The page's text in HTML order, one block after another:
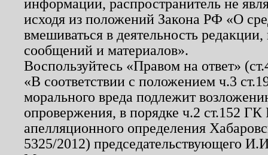
информации, распространитель не
исходя из положений Закона РФ «О
вмешиваться в деятельность
сообщений и материалов».
Воспользуйтесь «Правом на ответ»
«В соответствии с положением ч.3
морального вреда подлежит
опровержения, в порядке ч.2 ст.152
апелляционного определения
5325/2012) председательствующего